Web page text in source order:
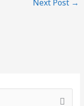
Next Post →